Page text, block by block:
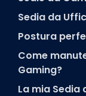
Sedia da
Postura
Come
Gaming?
La mia Sedia